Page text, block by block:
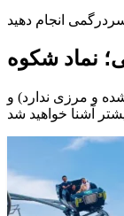
و مرزی ندارد) و